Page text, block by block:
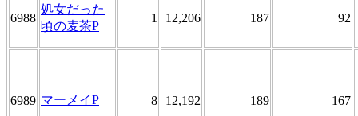
6988
処女だった
頃の麦茶P
1 12,206 187 92
6989 マーメイP 8 12,192 189 167